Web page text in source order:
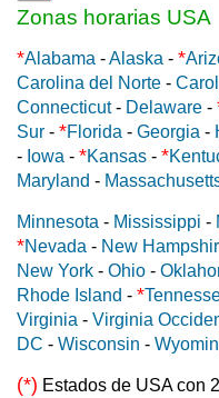
Zonas horarias USA
*Alabama -Alaska - *
Carolina del Norte -
Connecticut- Delaware -
Sur - *Florida - Georgia -
- Iowa - *Kansas - *
Maryland -
Minnesota - Mississippi -
*Nevada - New
New York - Ohio -
Rhode Island - *
Virginia - Virginia
DC - Wisconsin -
(*) Estados de USA con 2